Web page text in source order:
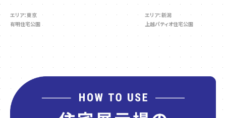
エリア：東京
有明住宅公園
エリア：新潟
上越パティオ住宅公園